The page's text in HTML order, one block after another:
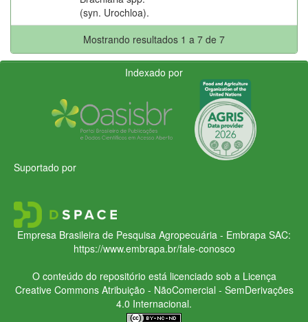
(syn. Urochloa).
Mostrando resultados 1 a 7 de 7
Indexado por
Suportado por
Empresa Brasileira de Pesquisa Agropecuária - Embrapa SAC:
https://www.embrapa.br/fale-conosco
O conteúdo do repositório está licenciado sob a Licença
Creative CommonsAtribuição - NãoComercial - SemDerivações
4.0 Internacional.